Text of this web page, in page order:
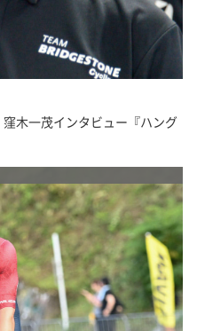
木一茂インタビュー『ハング